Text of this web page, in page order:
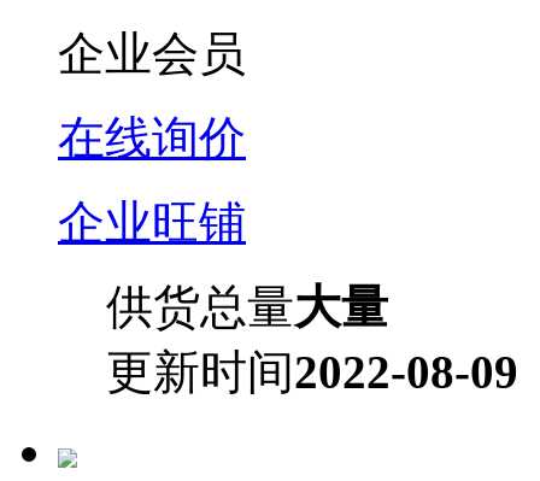
企业会员
在线询价
企业旺铺
供货总量大量
更新时间2022-08-09